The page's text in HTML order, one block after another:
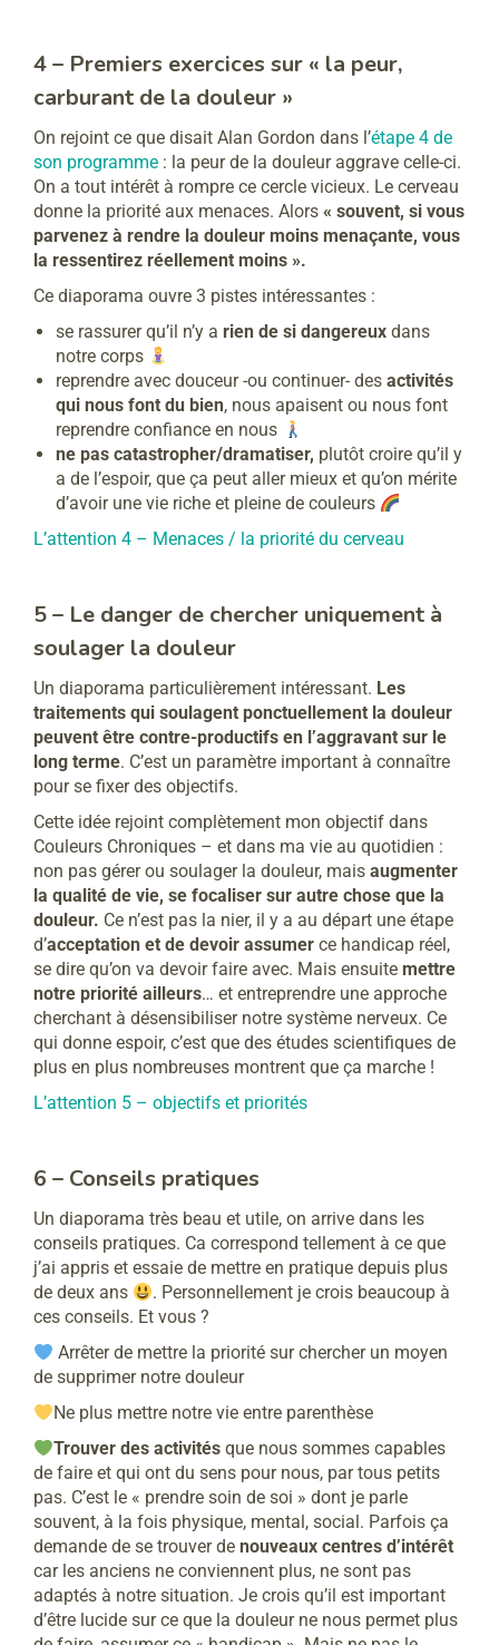
4 – Premiers exercices sur « la peur,
carburant de la douleur »
On rejoint ce que disait Alan Gordon dans l’étape 4 de
son programme : la peur de la douleur aggrave celle-ci.
On a tout intérêt à rompre ce cercle vicieux. Le cerveau
donne la priorité aux menaces. Alors « souvent, si vous
parvenez à rendre la douleur moins menaçante, vous
la ressentirez réellement moins ».
Ce diaporama ouvre 3 pistes intéressantes :
se rassurer qu’il n’y a rien de si dangereux dans
notre corps
reprendre avec douceur -ou continuer- des activités
qui nous font du bien, nous apaisent ou nous font
reprendre confiance en nous
ne pas catastropher/dramatiser, plutôt croire qu’il y
a de l’espoir, que ça peut aller mieux et qu’on mérite
d’avoir une vie riche et pleine de couleurs
L’attention 4 – Menaces / la priorité du cerveau
5 – Le danger de chercher uniquement à
soulager la douleur
Un diaporama particulièrement intéressant. Les
traitements qui soulagent ponctuellement la douleur
peuvent être contre-productifs en l’aggravant sur le
long terme. C’est un paramètre important à connaître
pour se fixer des objectifs.
Cette idée rejoint complètement mon objectif dans
Couleurs Chroniques – et dans ma vie au quotidien :
non pas gérer ou soulager la douleur, mais augmenter
la qualité de vie, se focaliser sur autre chose que la
douleur. Ce n’est pas la nier, il y a au départ une étape
d’acceptation et de devoir assumer ce handicap réel,
se dire qu’on va devoir faire avec. Mais ensuite mettre
notre priorité ailleurs… et entreprendre une approche
cherchant à désensibiliser notre système nerveux. Ce
qui donne espoir, c’est que des études scientifiques de
plus en plus nombreuses montrent que ça marche !
L’attention 5 – objectifs et priorités
6 – Conseils pratiques
Un diaporama très beau et utile, on arrive dans les
conseils pratiques. Ca correspond tellement à ce que
j’ai appris et essaie de mettre en pratique depuis plus
de deux ans
. Personnellement je crois beaucoup à
ces conseils. Et vous ?
Arrêter de mettre la priorité sur chercher un moyen
de supprimer notre douleur
Ne plus mettre notre vie entre parenthèse
Trouver des activités que nous sommes capables
de faire et qui ont du sens pour nous, par tous petits
pas. C’est le « prendre soin de soi » dont je parle
souvent, à la fois physique, mental, social. Parfois ça
demande de se trouver de nouveaux centres d’intérêt
car les anciens ne conviennent plus, ne sont pas
adaptés à notre situation. Je crois qu’il est important
d’être lucide sur ce que la douleur ne nous permet plus